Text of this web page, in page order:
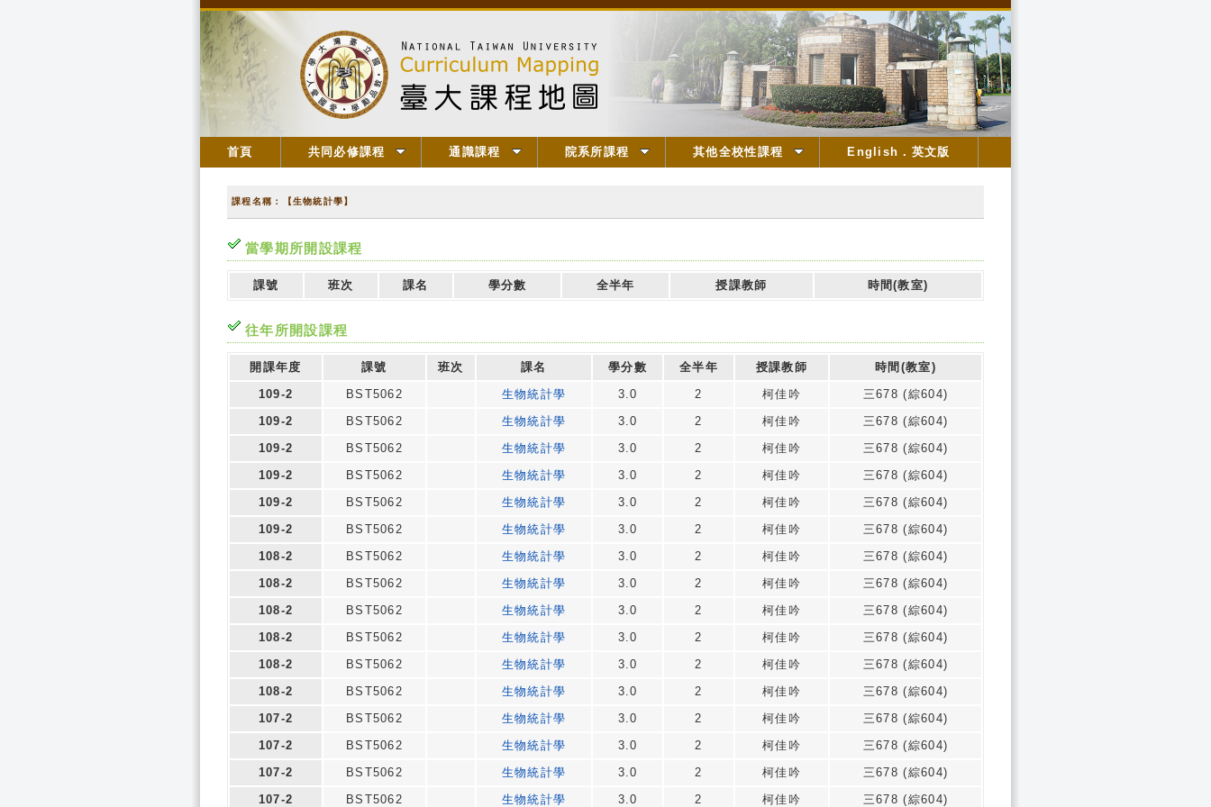
首頁 共同必修課程 通識課程 院系所課程 其他全校性課程 English．英文版
課程名稱：【生物統計學】
當學期所開設課程
課號 班次 課名 學分數 全半年 授課教師 時間(教室)
往年所開設課程
開課年度 課號 班次 課名 學分數 全半年 授課教師
時間(教室)
109-2
BST5062 生物統計學 3.0 2 柯佳吟
三678 (綜604)
109-2
BST5062 生物統計學 3.0 2 柯佳吟
三678 (綜604)
109-2
BST5062 生物統計學 3.0 2 柯佳吟
三678 (綜604)
109-2
BST5062 生物統計學 3.0 2 柯佳吟
三678 (綜604)
109-2
BST5062 生物統計學 3.0 2 柯佳吟
三678 (綜604)
109-2
BST5062 生物統計學 3.0 2 柯佳吟
三678 (綜604)
108-2
BST5062 生物統計學 3.0 2 柯佳吟
三678 (綜604)
108-2
BST5062 生物統計學 3.0 2 柯佳吟
三678 (綜604)
108-2
BST5062 生物統計學 3.0 2 柯佳吟
三678 (綜604)
108-2
BST5062 生物統計學 3.0 2 柯佳吟
三678 (綜604)
108-2
BST5062 生物統計學 3.0 2 柯佳吟
三678 (綜604)
108-2
BST5062 生物統計學 3.0 2 柯佳吟
三678 (綜604)
107-2
BST5062 生物統計學 3.0 2 柯佳吟
三678 (綜604)
107-2
BST5062 生物統計學 3.0 2 柯佳吟
三678 (綜604)
107-2
BST5062 生物統計學 3.0 2 柯佳吟
三678 (綜604)
107-2
BST5062 生物統計學 3.0 2 柯佳吟 三678 (綜604)